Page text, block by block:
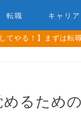
転職 キャリ
てやる！】まずは転
るため